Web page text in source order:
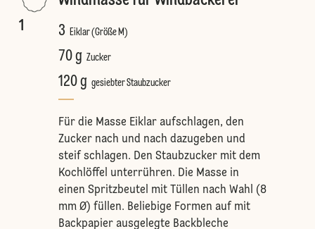
1 3 Eiklar (Größe M)
70 g Zucker
120 g gesiebter Staubzucker
Für die Masse Eiklar aufschlagen, den
Zucker nach und nach dazugeben und
steif schlagen. Den Staubzucker mit dem
Kochlöffel unterrühren. Die Masse in
einen Spritzbeutel mit Tüllen nach Wahl (8
mm Ø) füllen. Beliebige Formen auf mit
Backpapier ausgelegte Backbleche